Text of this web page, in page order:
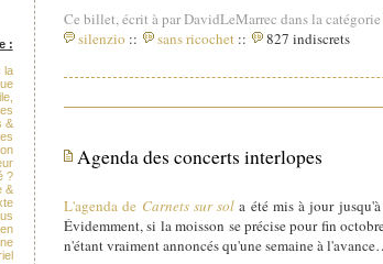
Ce billet, écrit à par DavidLeMarrec dans la
silenzio :: sans ricochet :: 827 indiscrets
Agenda des concerts interlopes
L'agenda de Carnets sur sol a été mis à jour
Évidemment, si la moisson se précise pour fin
n'étant vraiment annoncés qu'une semaine à
:
la
&
?
&